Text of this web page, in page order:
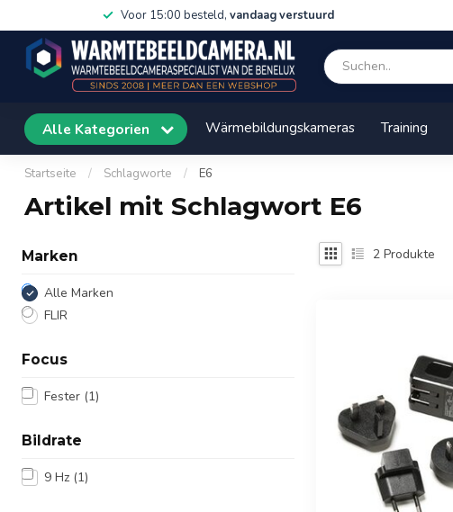
Voor 15:00 besteld, vandaag verstuurd
Alle Kategorien Wärmebildungskameras Training
Startseite / Schlagworte / E6
Artikel mit Schlagwort E6
Marken
Alle Marken
FLIR
Focus
Fester (1)
Bildrate
9 Hz (1)
2 Produkte